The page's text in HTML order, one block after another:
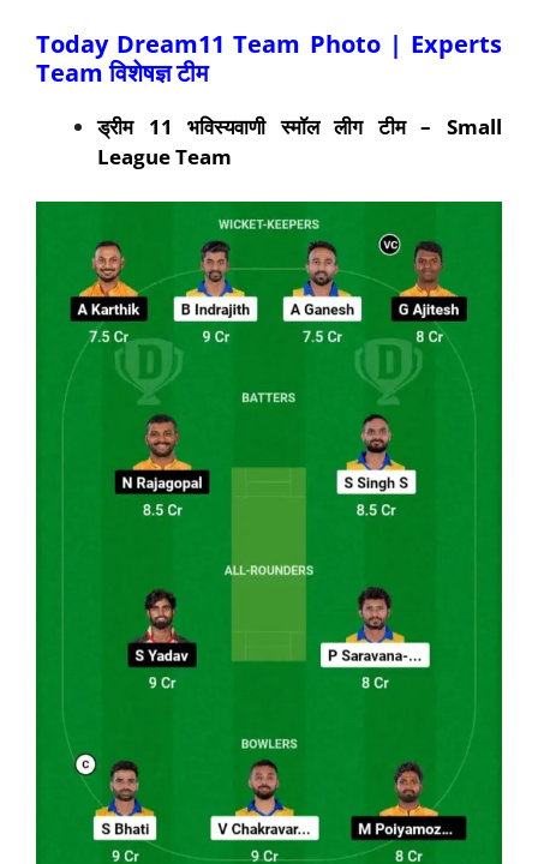
Today Dream11 Team Photo | Experts
Team विशेषज्ञ टीम
ड्रीम 11 भविस्यवाणी स्मॉल लीग टीम– Small
League Team